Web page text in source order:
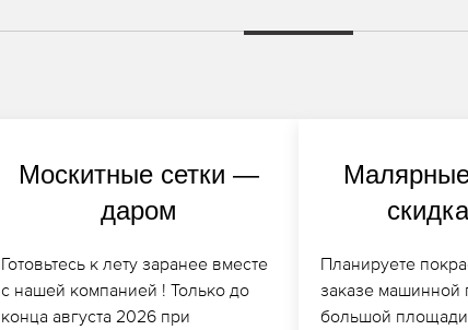
Москитные сетки —
даром
Готовьтесь к лету заранее вместе
с нашей компанией ! Только до
конца августа 2026 при
Планируете
заказе машинной
большой